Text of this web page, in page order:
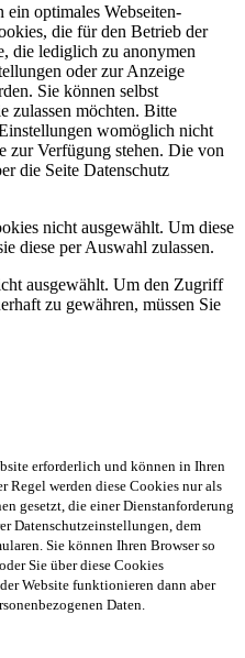
optimales Webseiten-
die für den Betrieb der
die lediglich zu anonymen
oder zur Anzeige
Sie können selbst
zulassen möchten. Bitte
womöglich nicht
zur Verfügung stehen. Die von
die Seite Datenschutz
nicht ausgewählt. Um diese
diese per Auswahl zulassen.
ausgewählt. Um den Zugriff
zu gewähren, müssen Sie
erforderlich und können in Ihren
Regel werden diese Cookies nur als
gesetzt, die einer Dienstanforderung
Datenschutzeinstellungen, dem
Sie können Ihren Browser so
Sie über diese Cookies
Website funktionieren dann aber
Daten.